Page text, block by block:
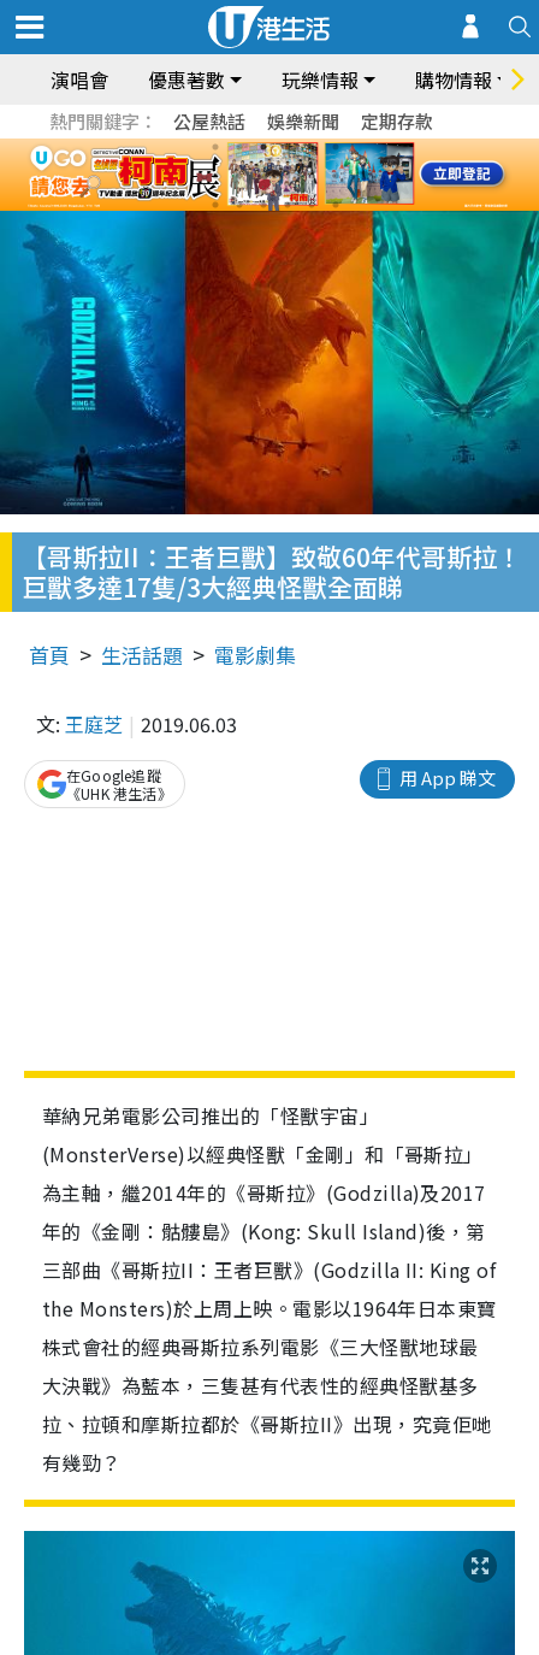
演唱會 優惠著數 玩樂情報 購物情報
熱門關鍵字： 公屋熱話 娛樂新聞 定期存款
【哥斯拉II：王者巨獸】致敬60年代哥斯拉！
巨獸多達17隻/3大經典怪獸全面睇
首頁 生活話題 電影劇集
文: 王庭芝 2019.06.03
用 App 睇文
在Google追蹤
《UHK 港生活》
華納兄弟電影公司推出的「怪獸宇宙」
(MonsterVerse)以經典怪獸「金剛」和「哥斯拉」
為主軸，繼2014年的《哥斯拉》(Godzilla)及2017
年的《金剛：骷髏島》(Kong: Skull Island)後，第
三部曲《哥斯拉II：王者巨獸》(Godzilla II: King of
the Monsters)於上周上映。電影以1964年日本東寶
株式會社的經典哥斯拉系列電影《三大怪獸地球最
大決戰》為藍本，三隻甚有代表性的經典怪獸基多
拉、拉頓和摩斯拉都於《哥斯拉II》出現，究竟佢哋
有幾勁？